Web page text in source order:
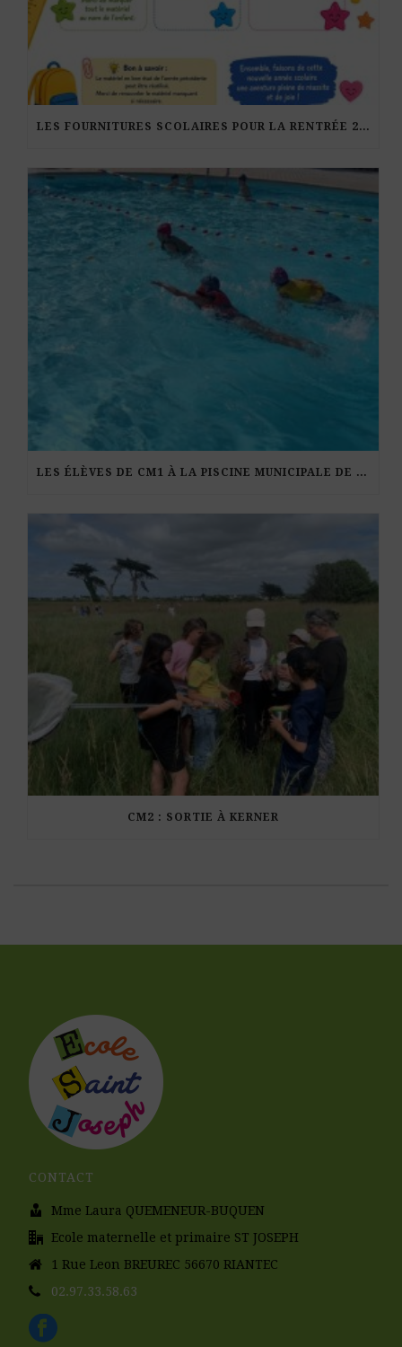
LES FOURNITURES SCOLAIRES POUR LA RENTRÉE 2026-27
LES ÉLÈVES DE CM1 À LA PISCINE MUNICIPALE DE KERDURAND
CM2 : SORTIE À KERNER
CONTACT
Mme Laura QUEMENEUR-BUQUEN
Ecole maternelle et primaire ST JOSEPH
1 Rue Leon BREUREC 56670 RIANTEC
02.97.33.58.63